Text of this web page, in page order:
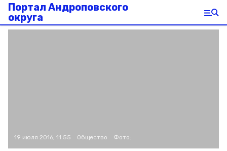
Портал Андроповского
округа
19 июля 2016, 11:55 Общество Фото: